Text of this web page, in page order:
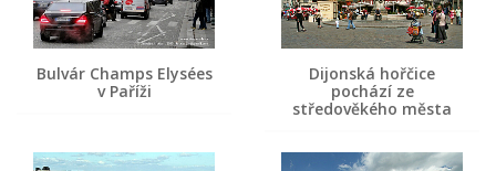
Bulvár Champs Elysées
v Paříži
Dijonská hořčice
pochází ze
středověkého města